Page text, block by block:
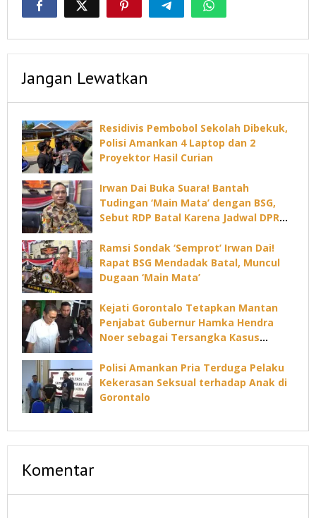
Jangan Lewatkan
Residivis Pembobol Sekolah Dibekuk,
Polisi Amankan 4 Laptop dan 2
Proyektor Hasil Curian
Irwan Dai Buka Suara! Bantah
Tudingan ‘Main Mata’ dengan BSG,
Sebut RDP Batal Karena Jadwal DPRD
Ramsi Sondak ‘Semprot’ Irwan Dai!
Rapat BSG Mendadak Batal, Muncul
Dugaan ‘Main Mata’
Kejati Gorontalo Tetapkan Mantan
Penjabat Gubernur Hamka Hendra
Noer sebagai Tersangka Kasus
Polisi Amankan Pria Terduga Pelaku
Kekerasan Seksual terhadap Anak di
Gorontalo
Komentar